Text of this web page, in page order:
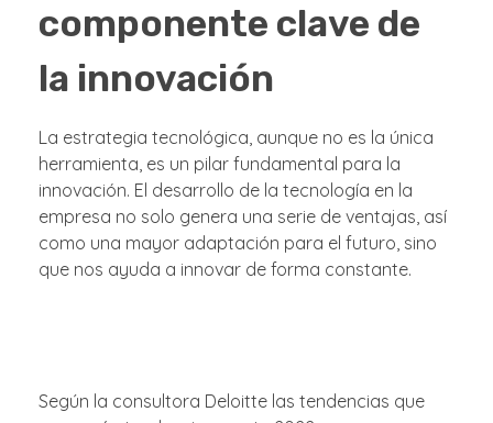
componente clave de
la innovación
La estrategia tecnológica, aunque no es la única
herramienta, es un pilar fundamental para la
innovación. El desarrollo de la tecnología en la
empresa no solo genera una serie de ventajas, así
como una mayor adaptación para el futuro, sino
que nos ayuda a innovar de forma constante.
Según la consultora Deloitte las tendencias que